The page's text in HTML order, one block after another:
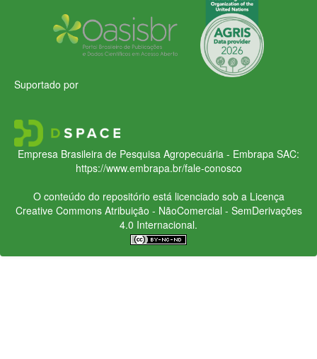
Suportado por
Empresa Brasileira de Pesquisa Agropecuária - Embrapa SAC:
https://www.embrapa.br/fale-conosco
O conteúdo do repositório está licenciado sob a Licença
Creative CommonsAtribuição - NãoComercial - SemDerivações
4.0 Internacional.